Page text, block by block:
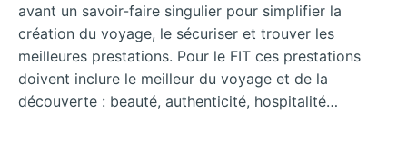
avant un savoir-faire singulier pour simplifier la
création du voyage, le sécuriser et trouver les
meilleures prestations. Pour le FIT ces prestations
doivent inclure le meilleur du voyage et de la
découverte : beauté, authenticité, hospitalité…